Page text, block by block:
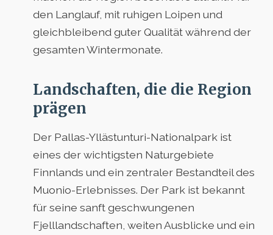
den Langlauf, mit ruhigen Loipen und
gleichbleibend guter Qualität während der
gesamten Wintermonate.
Landschaften, die die Region
prägen
Der Pallas-Yllästunturi-Nationalpark ist
eines der wichtigsten Naturgebiete
Finnlands und ein zentraler Bestandteil des
Muonio-Erlebnisses. Der Park ist bekannt
für seine sanft geschwungenen
Fjelllandschaften, weiten Ausblicke und ein